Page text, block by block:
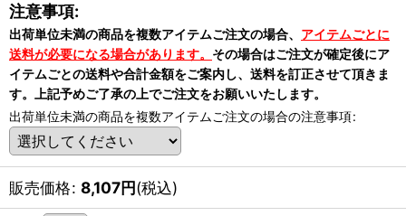
注意事項:
出荷単位未満の商品を複数アイテムご注文の場合、 アイテムごとに
送料が必要になる場合があります。 その場合はご注文が確定後にア
イテムごとの送料や合計金額をご案内し、送料を訂正させて頂きま
す。上記予めご了承の上でご注文をお願いいたします。
出荷単位未満の商品を複数アイテムご注文の場合の注意事項:
販売価格: 8,107円(税込)